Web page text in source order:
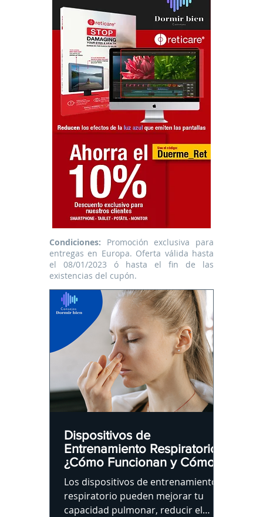
Condiciones: Promoción exclusiva para
entregas en Europa. Oferta válida hasta
el 08/01/2023 ó hasta el fin de las
existencias del cupón.
Dispositivos de
Entrenamiento Respiratorio:
¿Cómo Funcionan y Cómo
te Pueden Ayudar a Dormir
Mejor?
Los dispositivos de entrenamiento
respiratorio pueden mejorar tu
capacidad pulmonar, reducir el